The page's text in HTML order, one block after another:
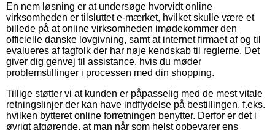
En nem løsning er at undersøge hvorvidt online
virksomheden er tilsluttet e-mærket, hvilket skulle være et
billede på at online virksomheden imødekommer den
officielle danske lovgivning, samt at internet firmaet af og til
evalueres af fagfolk der har nøje kendskab til reglerne. Det
giver dig genvej til assistance, hvis du møder
problemstillinger i processen med din shopping.
Tillige støtter vi at kunden er påpasselig med de mest vitale
retningslinjer der kan have indflydelse på bestillingen, f.eks.
hvilken bytteret online forretningen benytter. Derfor er det i
øvrigt afgørende, at man når som helst opbevarer ens